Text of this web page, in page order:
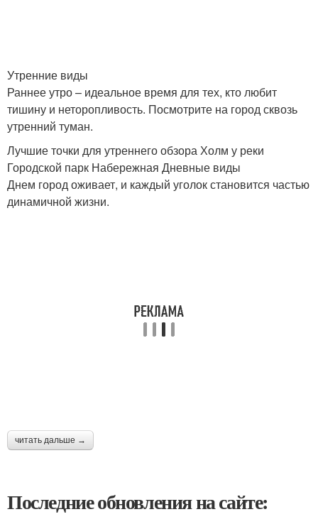
Утренние виды
Раннее утро – идеальное время для тех, кто любит
тишину и неторопливость. Посмотрите на город сквозь
утренний туман.
Лучшие точки для утреннего обзора Холм у реки
Городской парк Набережная Дневные виды
Днем город оживает, и каждый уголок становится частью
динамичной жизни.
читать дальше →
Последние обновления на сайте: